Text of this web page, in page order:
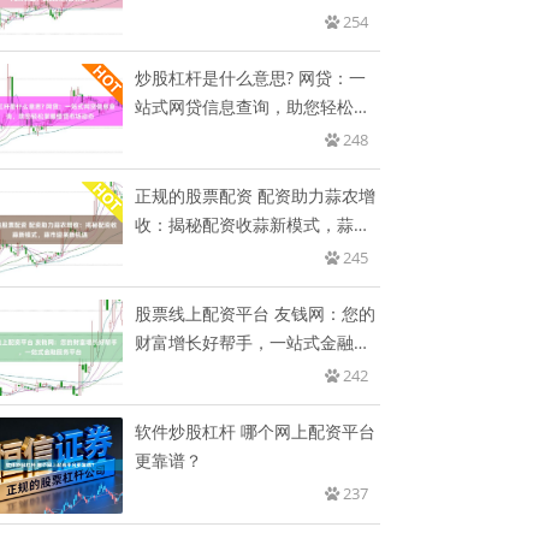
254
炒股杠杆是什么意思? 网贷：一
站式网贷信息查询，助您轻松掌
248
正规的股票配资 配资助力蒜农增
收：揭秘配资收蒜新模式，蒜市
245
股票线上配资平台 友钱网：您的
财富增长好帮手，一站式金融服
242
软件炒股杠杆 哪个网上配资平台
更靠谱？
237